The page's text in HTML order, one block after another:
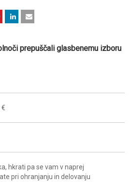
prepuščali glasbenemu izboru
€
hkrati pa se vam v naprej
pri ohranjanju in delovanju